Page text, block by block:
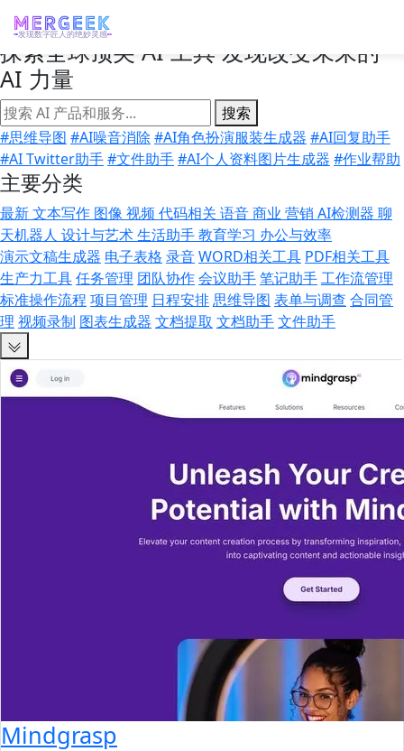
发现数字匠人的绝妙灵感
AI Rank
探索全球顶尖 AI 工具 发现改变未来的
AI 力量
搜索
#思维导图 #AI噪音消除 #AI角色扮演服装生成器 #AI回复助手
#AI Twitter助手#文件助手#AI个人资料图片生成器 #作业帮助
主要分类
最新文本写作 图像 视频 代码相关 语音商业 营销 AI检测器 聊
天机器人 设计与艺术生活助手教育学习 办公与效率
演示文稿生成器 电子表格 录音WORD相关工具 PDF相关工具
生产力工具任务管理 团队协作会议助手笔记助手工作流管理
标准操作流程 项目管理 日程安排思维导图 表单与调查 合同管
理 视频录制 图表生成器 文档提取 文档助手文件助手
Mindgrasp